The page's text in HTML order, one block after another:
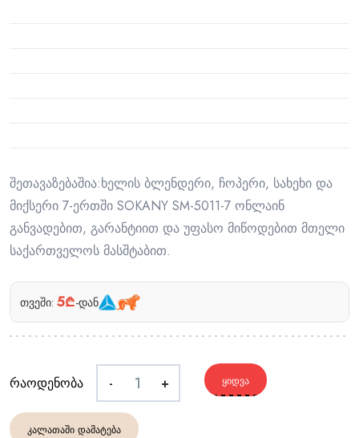
შეთავაზებაშია:ხელის ბლენდერი, ჩოპერი, სახეხი და
მიქსერი 7-ერთში SOKANY SM-5011-7 ონლაინ
განვადებით, გარანტიით და უფასო მიწოდებით მთელი
საქართველოს მასშტაბით.
თვეში: 5₾-დან
რაოდენობა - + ᲧᲘᲓᲕᲐ
ᲙᲐᲚᲐᲗᲐᲨᲘ ᲓᲐᲛᲐᲢᲔᲑᲐ